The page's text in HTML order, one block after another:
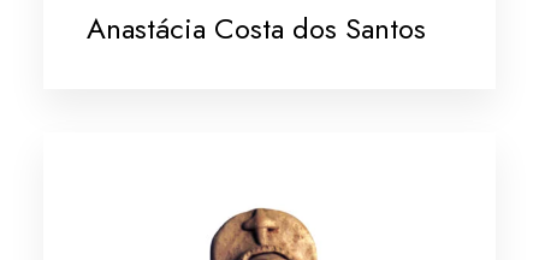
Anastácia Costa dos Santos